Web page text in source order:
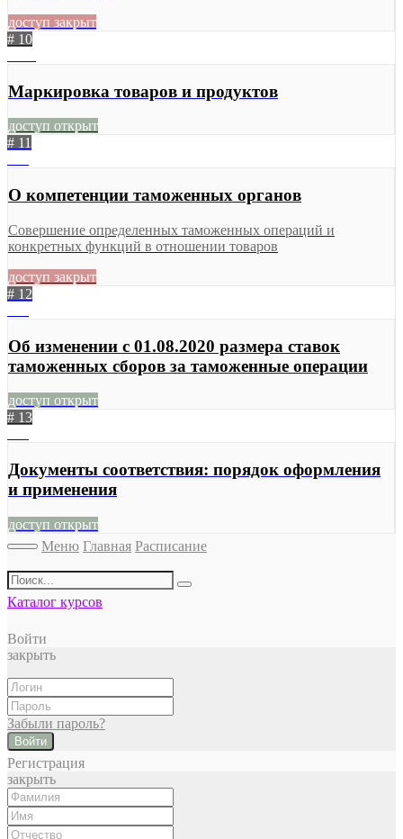
доступ закрыт
# 10
Маркировка товаров и продуктов
доступ открыт
# 11
О компетенции таможенных органов
Совершение определенных таможенных операций и
конкретных функций в отношении товаров
доступ закрыт
# 12
Об изменении c 01.08.2020 размера ставок
таможенных сборов за таможенные операции
доступ открыт
# 13
Документы соответствия: порядок оформления
и применения
доступ открыт
Меню Главная Расписание
Каталог курсов
Войти
закрыть
Забыли пароль?
Войти
Регистрация
закрыть